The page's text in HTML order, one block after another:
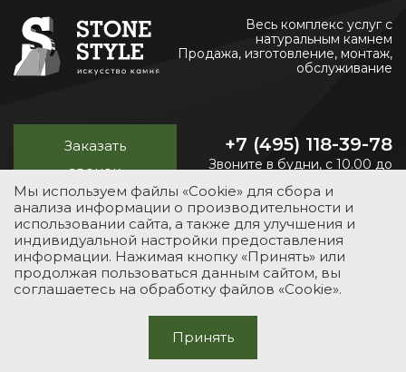
Весь комплекс услуг с
натуральным камнем
Продажа, изготовление, монтаж,
обслуживание
Заказать
звонок
+7 (495) 118-39-78
Звоните в будни, с 10.00 до
УСЛУГИ КАТАЛОГ ПОРТФОЛИО
О КОМПАНИИ
КОНТАКТЫ
© 2012-2026 Stone-Style
Мы используем файлы «Cookie» для сбора и
анализа информации о производительности и
использовании сайта, а также для улучшения и
индивидуальной настройки предоставления
информации. Нажимая кнопку «Принять» или
продолжая пользоваться данным сайтом, вы
соглашаетесь на обработку файлов «Cookie».
Принять